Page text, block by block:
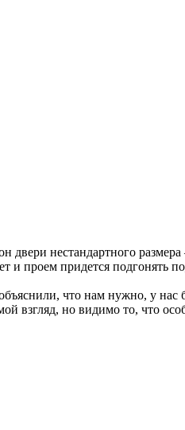
двери нестандартного
и проем придется подгонять
что нам нужно, у нас
взгляд, но видимо то, что